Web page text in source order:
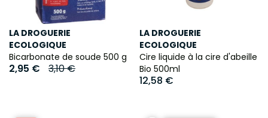
LA DROGUERIE
ECOLOGIQUE
Bicarbonate de soude 500 g
2,95 € 3,10 €
LA DROGUERIE
ECOLOGIQUE
Cire liquide à la cire d'abeille
Bio 500ml
12,58 €